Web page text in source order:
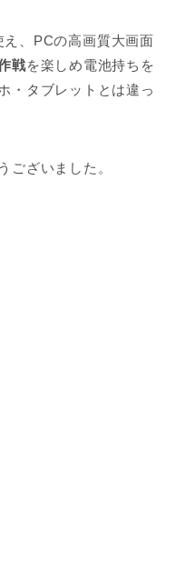
、PCの高画質大画面
戦を楽しめ電池持ちを
・タブレットとは違っ
ございました。